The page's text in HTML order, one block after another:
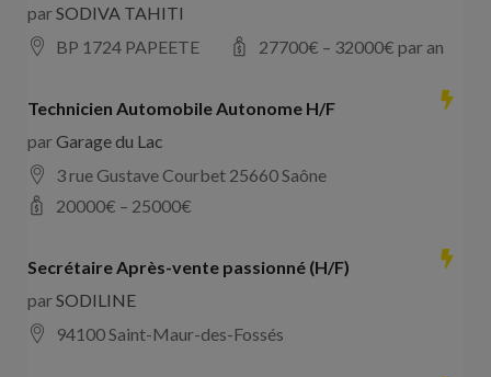
parSODIVA TAHITI
BP 1724 PAPEETE
27700€ – 32000€ par an
Technicien Automobile Autonome H/F
parGarage du Lac
3 rue Gustave Courbet 25660 Saône
20000€ – 25000€
Secrétaire Après-vente passionné (H/F)
parSODILINE
94100 Saint-Maur-des-Fossés